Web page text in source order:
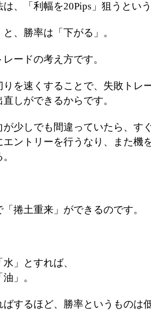
は、「利幅を20Pips」狙うとい
、勝率は「下がる」。
ードの考え方です。
りを速くすることで、失敗トレ
しができるからです。
が少しでも間違っていたら、す
エントリーを行うなり、また機
「捲土重来」ができるのです。
」とすれば、
」。
するほど、勝率というものは